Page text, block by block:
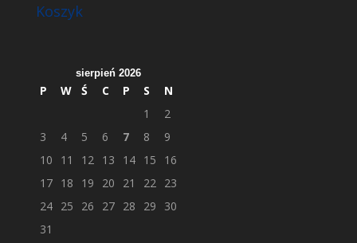
Koszyk
sierpień 2026
P W Ś C P S
N
1
2
3
4 5 6 7 8
9
10
11 12 13 14 15
16
17 18 19 20 21 22 23
24 25 26 27 28 29
30
31